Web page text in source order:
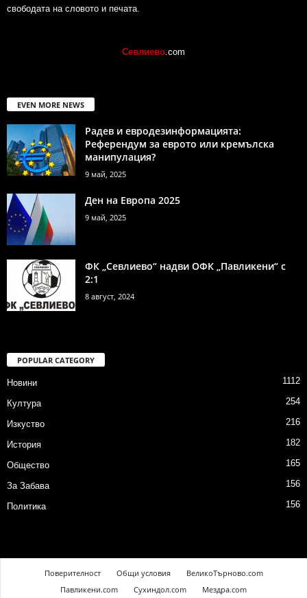
свободата на словото и печата.
Севлиево .com
EVEN MORE NEWS
Радев и евродезинформацията:
Референдум за еврото или кремълска
манипулация?
9 май, 2025
Ден на Европа 2025
9 май, 2025
ФК „Севлиево“ надви ОФК „Павликени“ с
2:1
8 август, 2024
POPULAR CATEGORY
Новини 1112
Култура 254
Изкуство 216
История 182
Общество 165
За Забава 156
Политика 156
Поверителност Общи условия
ВеликоТърново.com
Павликени.com
Сухиндол.com Мездра.com